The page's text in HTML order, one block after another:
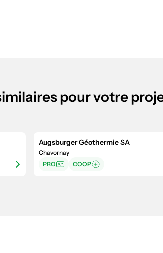
pour votre
Augsburger Géothermie SA
Chavornay
PRO
COOP